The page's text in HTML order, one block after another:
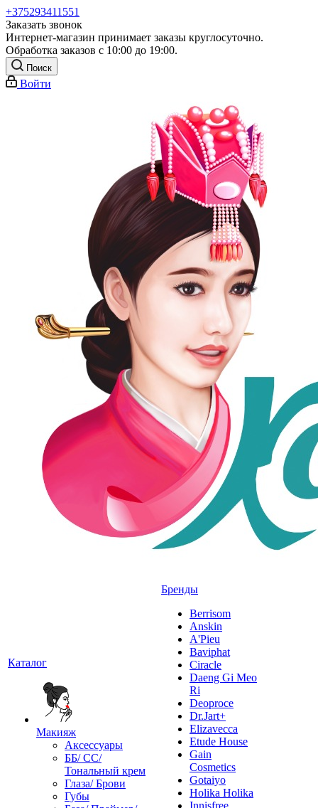
+375293411551
Заказать звонок
Интернет-магазин принимает заказы круглосуточно.
Обработка заказов с 10:00 до 19:00.
Поиск
Войти
Каталог
Макияж
Аксессуары
ББ/ СС/
Тональный крем
Глаза/ Брови
Губы
Бренды
Berrisom
Anskin
A'Pieu
Baviphat
Ciracle
Daeng Gi Meo
Ri
Deoproce
Dr.Jart+
Elizavecca
Etude House
Gain
Cosmetics
Gotaiyo
Holika Holika
Innisfree